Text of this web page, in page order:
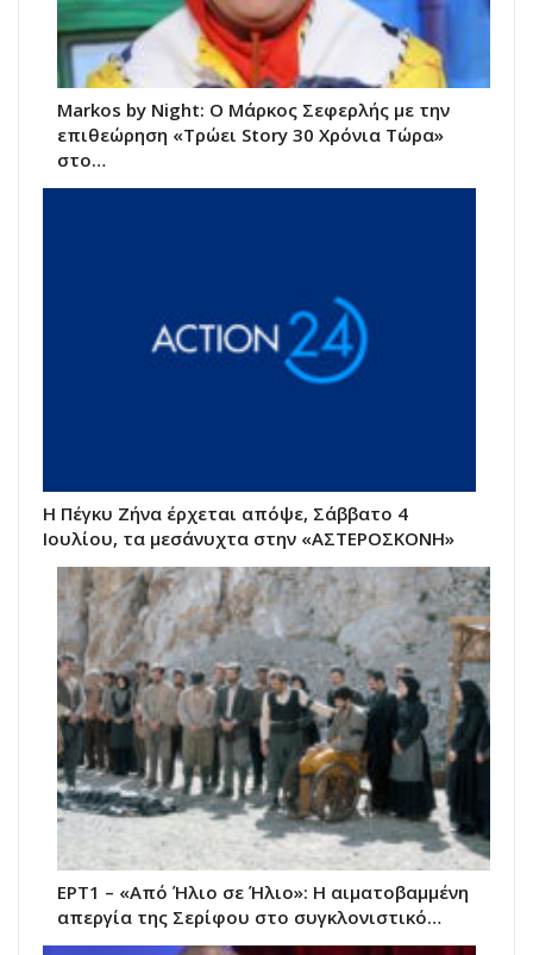
Markos by Night: Ο Μάρκος Σεφερλής με την
επιθεώρηση «Τρώει Story 30 Χρόνια Τώρα»
στο…
Η Πέγκυ Ζήνα έρχεται απόψε, Σάββατο 4
Ιουλίου, τα μεσάνυχτα στην «ΑΣΤΕΡΟΣΚΟΝΗ»
ΕΡΤ1 – «Από Ήλιο σε Ήλιο»: Η αιματοβαμμένη
απεργία της Σερίφου στο συγκλονιστικό…